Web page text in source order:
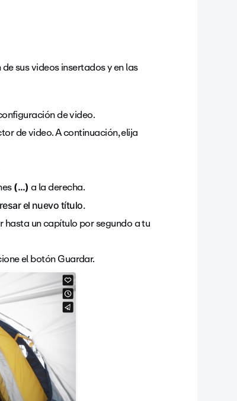
sus videos insertados y en las
de video.
de video. A continuación, elija
(…)a la derecha.
el nuevo título.
un capítulo por segundo a tu
el botónGuardar.